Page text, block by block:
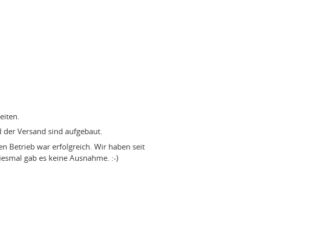
Versand sind aufgebaut.
Betrieb war erfolgreich. Wir haben seit
gab es keine Ausnahme. :-)